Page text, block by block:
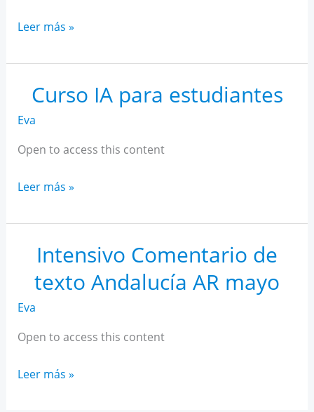
Historia
Rendimiento
Andalucía
octubre
Leer más »
Curso IA para estudiantes
Eva
Open to access this content
Curso
para
estudiantes
Leer más »
Intensivo Comentario de
texto Andalucía AR mayo
Eva
Open to access this content
Intensivo
Leer más »